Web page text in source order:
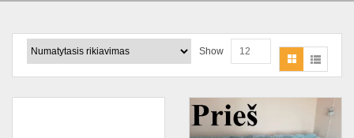
Show 12